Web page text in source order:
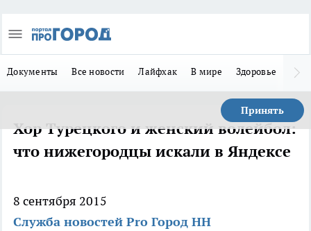
Документы Все новости Лайфхак В мире Здоровье
Принять
Хор Турецкого и женский волейбол:
что нижегородцы искали в Яндексе
8 сентября 2015
Служба новостей Pro Город НН